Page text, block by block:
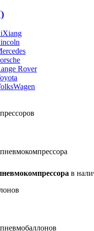
Rover
в